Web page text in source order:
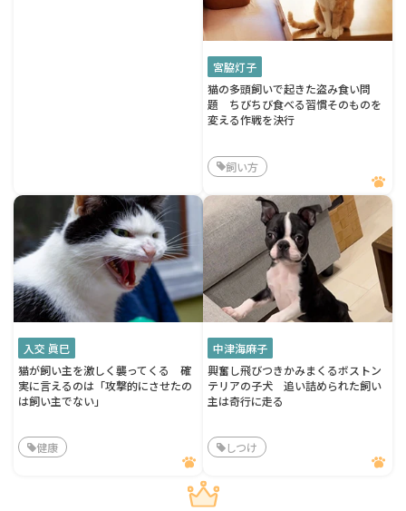
宮脇灯子
猫の多頭飼いで起きた盗み食い問
題 ちびちび食べる習慣そのものを
変える作戦を決行
飼い方
入交 眞巳
猫が飼い主を激しく襲ってくる 確
実に言えるのは「攻撃的にさせたの
は飼い主でない」
健康
中津海麻子
興奮し飛びつきかみまくるボストン
テリアの子犬 追い詰められた飼い
主は奇行に走る
しつけ